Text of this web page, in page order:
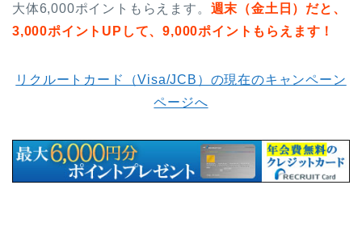
大体6,000ポイントもらえます。 週末（金土日）だと、
3,000ポイントUPして、9,000ポイントもらえます！
リクルートカード（Visa/JCB）の現在のキャンペーン
ページへ